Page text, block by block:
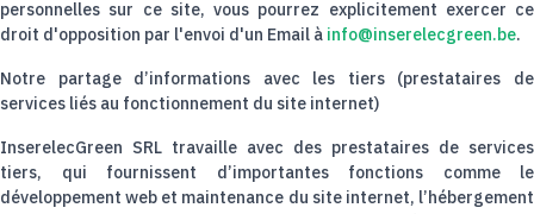
personnelles sur ce site, vous pourrez explicitement exercer ce
droit d'opposition par l'envoi d'un Email à info@inserelecgreen.be.
Notre partage d’informations avec les tiers (prestataires de
services liés au fonctionnement du site internet)
InserelecGreen SRL travaille avec des prestataires de services
tiers, qui fournissent d’importantes fonctions comme le
développement web et maintenance du site internet, l’hébergement